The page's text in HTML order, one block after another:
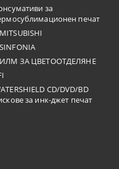
за
печат
MITSUBISHI
SINFONIA
ЗА ЦВЕТООТДЕЛЯНЕ
CD/DVD/BD
за инк-джет печат